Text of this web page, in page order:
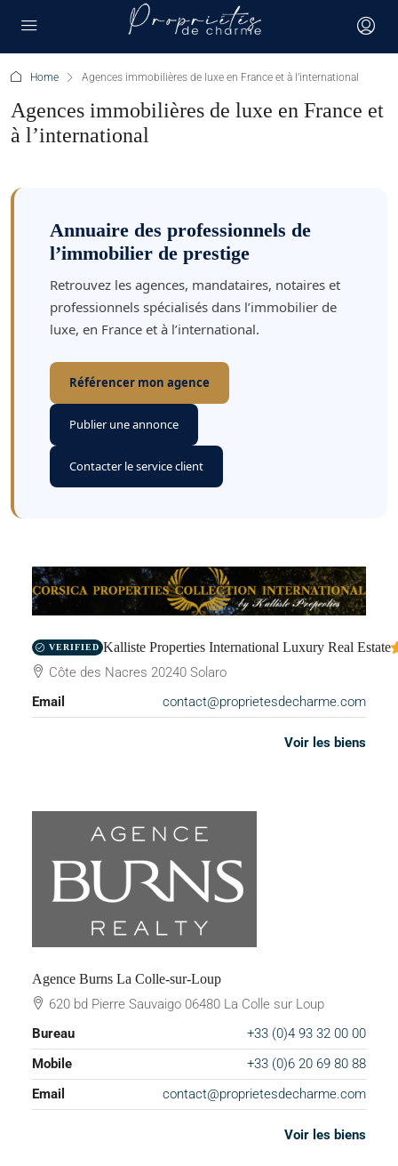
Home Agences immobilières de luxe en France et à l’international
Agences immobilières de luxe en France et
à l’international
Annuaire des professionnels de
l’immobilier de prestige
Retrouvez les agences, mandataires, notaires et
professionnels spécialisés dans l’immobilier de
luxe, en France et à l’international.
Référencer mon agence
Publier une annonce
Contacter le service client
VERIFIED Kalliste Properties International Luxury Real Estate
Côte des Nacres 20240 Solaro
Email
contact@proprietesdecharme.com
Voir les biens
Agence Burns La Colle-sur-Loup
620 bd Pierre Sauvaigo 06480 La Colle sur Loup
Bureau
+33 (0)4 93 32 00 00
Mobile
+33 (0)6 20 69 80 88
Email
contact@proprietesdecharme.com
Voir les biens